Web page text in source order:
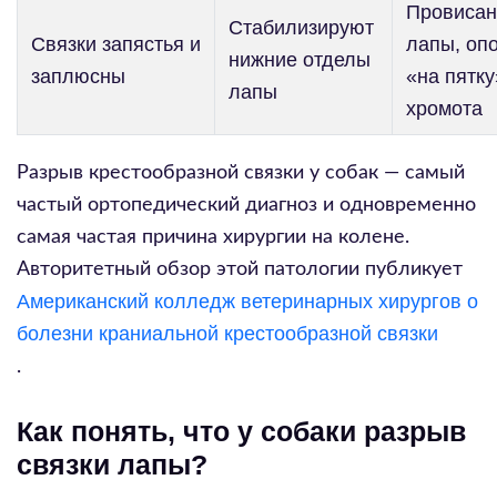
Связки запястья и
заплюсны
Стабилизируют
нижние отделы
лапы
лапы,
«на
хромота
Разрыв крестообразной связки у собак — самый
частый ортопедический диагноз и одновременно
самая частая причина хирургии на колене.
Авторитетный обзор этой патологии публикует
Американский колледж ветеринарных хирургов о
болезни краниальной крестообразной связки
.
Как понять, что у собаки разрыв
связки лапы?